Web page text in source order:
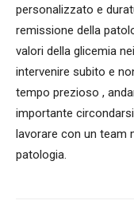
personalizzato e
remissione della
valori della glicemia
intervenire subito e
tempo prezioso ,
importante
lavorare con un team
patologia.